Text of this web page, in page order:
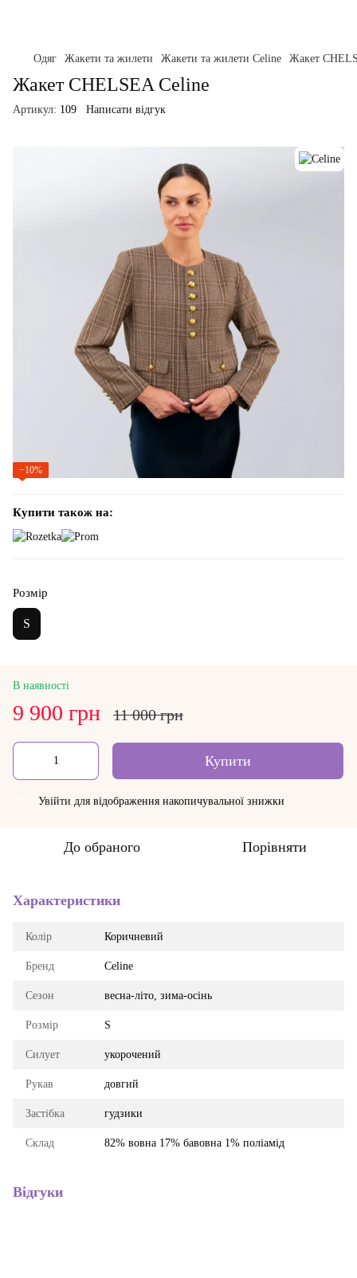
Одяг Жакети та жилети Жакети та жилети Celine Жакет
Жакет СHELSEA Celine
Артикул: 109 Написати відгук
−10%
Купити також на:
Розмір
S
В наявності
9 900 грн 11 000 грн
Купити
Увійти для відображення накопичувальної знижки
До обраного Порівняти
Характеристики
Колір Коричневий
Бренд Celine
Сезон весна-літо, зима-осінь
Розмір S
Силует укорочений
Рукав довгий
Застібка гудзики
Склад 82% вовна 17% бавовна 1% поліамід
Відгуки